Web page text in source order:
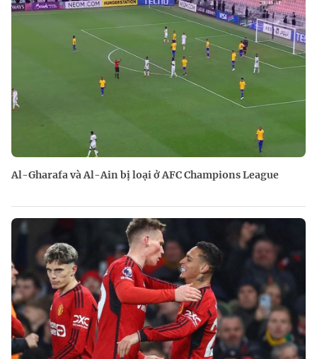
Al-Gharafa và Al-Ain bị loại ở AFC Champions League